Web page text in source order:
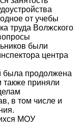
от учебы
труда Волжского
были
центра
была продолжена
также приняли
в том числе и
МОУ